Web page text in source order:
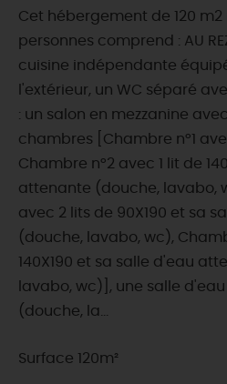
Cet hébergement de 120
personnes comprend : AU
cuisine indépendante
l'extérieur, un WC séparé
: un salon en mezzanine
chambres [Chambre n°1
Chambre n°2 avec 1 lit de
attenante (douche, lavabo,
avec 2 lits de 90X190 et sa
(douche, lavabo, wc),
140X190 et sa salle d'eau
lavabo, wc)], une salle
(douche, la...
Surface 120m²